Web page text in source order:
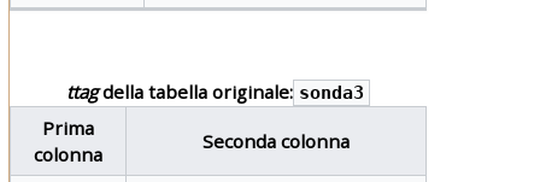
ttagdella tabella originale: sonda3
Prima
colonna
Seconda colonna